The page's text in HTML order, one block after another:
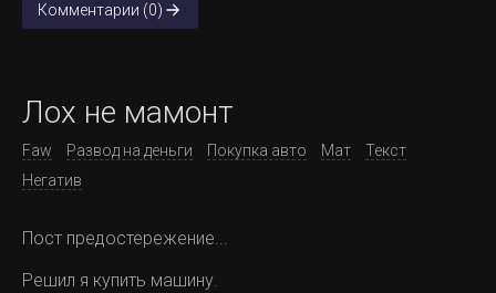
Комментарии (0)
Лох не мамонт
Faw Развод на деньги Покупка авто Мат
Текст
Негатив
Пост предостережение...
Решил я купить машину.